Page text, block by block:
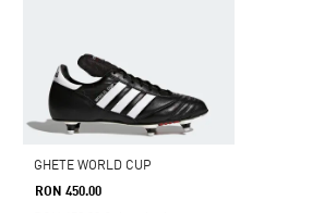
GHETE WORLD CUP
RON 450.00